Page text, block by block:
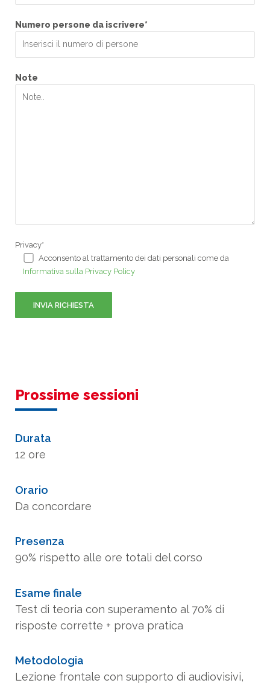
Numero persone da iscrivere*
Note
Privacy*
Acconsento al trattamento dei dati personali come da
Informativa sulla Privacy Policy
Prossime sessioni
Durata
12 ore
Orario
Da concordare
Presenza
90% rispetto alle ore totali del corso
Esame finale
Test di teoria con superamento al 70% di
risposte corrette + prova pratica
Metodologia
Lezione frontale con supporto di audiovisivi,